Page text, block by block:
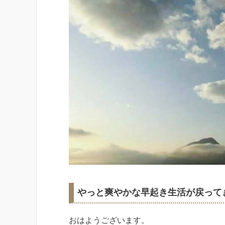
やっと爽やかな早起き生活が戻って
おはようございます。